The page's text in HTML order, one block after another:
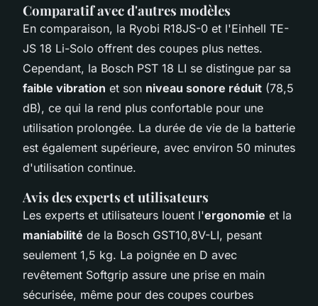
Comparatif avec d'autres modèles
En comparaison, la Ryobi R18JS-0 et l'Einhell TE-
JS 18 Li-Solo offrent des coupes plus nettes.
Cependant, la Bosch PST 18 LI se distingue par sa
faible vibration et son niveau sonore réduit (78,5
dB), ce qui la rend plus confortable pour une
utilisation prolongée. La durée de vie de la batterie
est également supérieure, avec environ 50 minutes
d'utilisation continue.
Avis des experts et utilisateurs
Les experts et utilisateurs louent l'ergonomie et la
maniabilité de la Bosch GST10,8V-LI, pesant
seulement 1,5 kg. La poignée en D avec
revêtement Softgrip assure une prise en main
sécurisée, même pour des coupes courbes